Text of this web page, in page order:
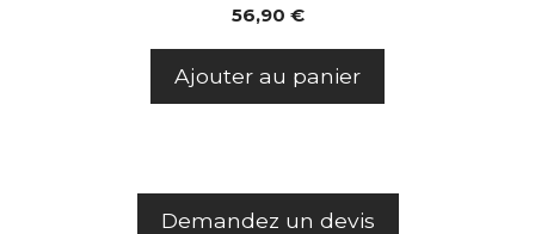
56,90 €
Ajouter au panier
Demandez un devis